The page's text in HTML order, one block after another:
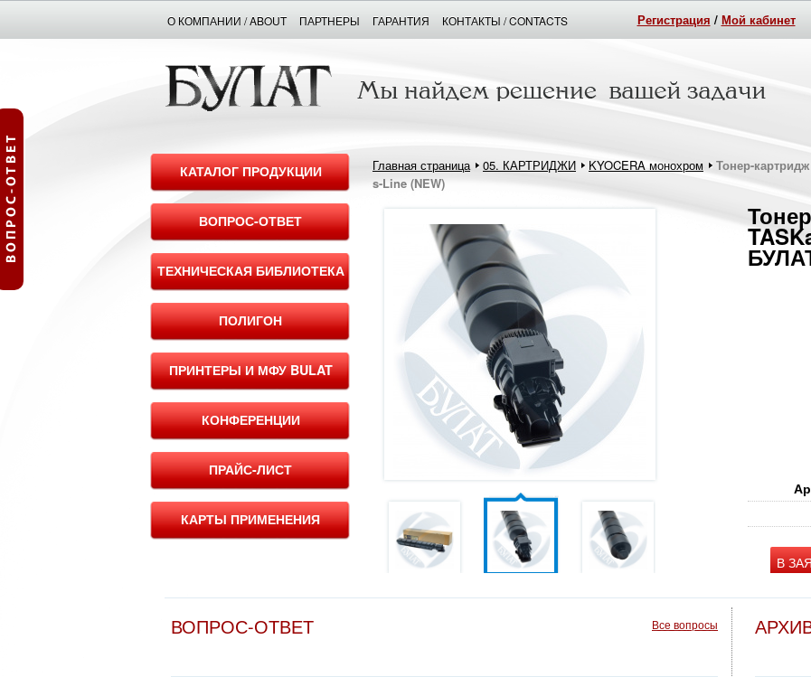
Регистрация / Мой кабинет
О КОМПАНИИ / ABOUT ПАРТНЕРЫ ГАРАНТИЯ КОНТАКТЫ / CONTACTS
КАТАЛОГ ПРОДУКЦИИ
ВОПРОС-ОТВЕТ
ТЕХНИЧЕСКАЯ БИБЛИОТЕКА
ПОЛИГОН
ПРИНТЕРЫ И МФУ BULAT
КОНФЕРЕНЦИИ
ПРАЙС-ЛИСТ
КАРТЫ ПРИМЕНЕНИЯ
Главная страница 05. КАРТРИДЖИ KYOCERA монохром
Тонер-
s-Line (NEW)
В
ВОПРОС-ОТВЕТ Все вопросы